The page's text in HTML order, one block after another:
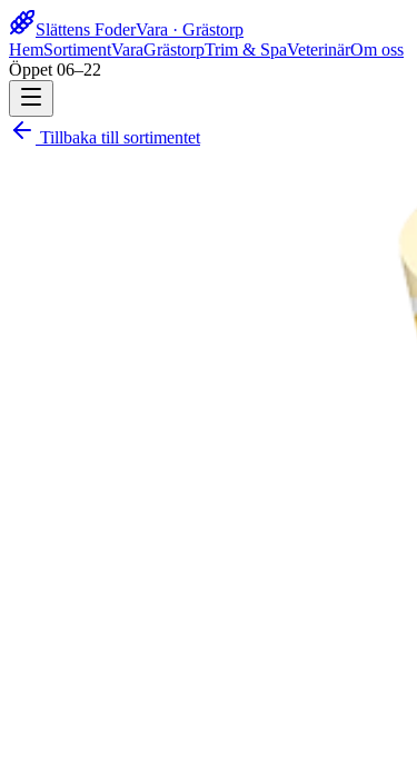
Slättens FoderVara · Grästorp
HemSortimentVaraGrästorpTrim & SpaVeterinärOm oss
Öppet 06–22
Tillbaka till sortimentet